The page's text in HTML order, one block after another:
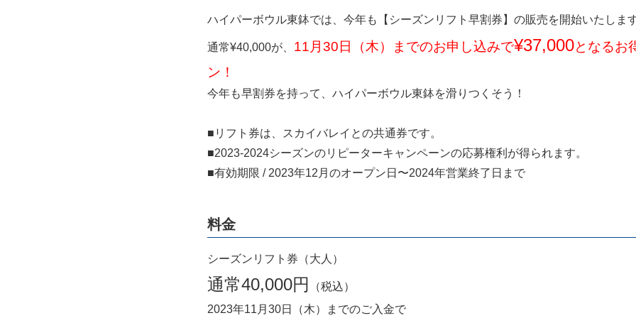
ハイパーボウル東鉢では、今年も【シーズンリフト早割券】の販売を開始いたします
通常¥40,000が、 11月30日（木）までのお申し込みで¥37,000となるお
ン！
今年も早割券を持って、ハイパーボウル東鉢を滑りつくそう！
■リフト券は、スカイバレイとの共通券です。
■2023-2024シーズンのリピーターキャンペーンの応募権利が得られます。
■有効期限 / 2023年12月のオープン日〜2024年営業終了日まで
料金
シーズンリフト券（大人）
通常40,000円
（税込）
2023年11月30日（木）までのご入金で